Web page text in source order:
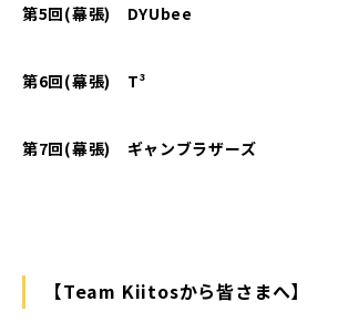
第5回(幕張) DYUbee
第6回(幕張) T³
第7回(幕張) ギャンブラザーズ
【Team Kiitosから皆さまへ】